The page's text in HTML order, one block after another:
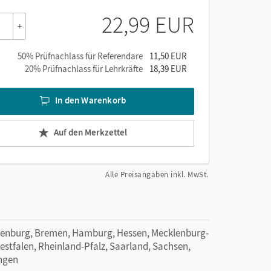
+ 22,99 EUR
50% Prüfnachlass für Referendare
11,50 EUR
20% Prüfnachlass für Lehrkräfte
18,39 EUR
In den Warenkorb
Auf den Merkzettel
Alle Preisangaben inkl. MwSt.
Bremen, Hamburg, Hessen, Mecklenburg-
Rheinland-Pfalz, Saarland, Sachsen,